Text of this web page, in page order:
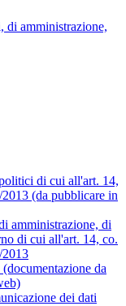
amministrazione,
di cui all'art. 14,
(da pubblicare in
amministrazione, di
di cui all'art. 14, co.
2013
da
dei dati